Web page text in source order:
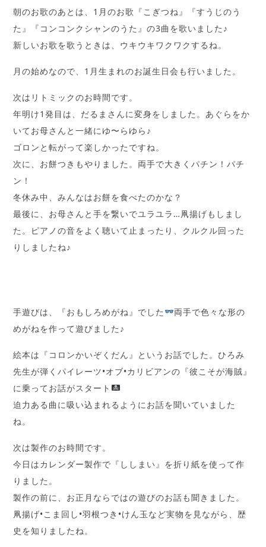
朝のお歌のあとは、1月のお歌『こぎつね』『すうじのう
た』『コンコンクシャンのうた』の3曲を歌いました♪
新しいお歌を歌うときは、ウキウキワクワクするね。
月の始めなので、1月生まれのお誕生日会も行いました。
次はリトミックのお時間です。
年明け1発目は、だるまさんに変身をしました。あぐらをか
いてお母さんと一緒にゆ〜らゆら♪
ゴロンと転がって楽しかったですね。
次に、お餅つきもやりました。両手で大きくパチン！パチ
ン！
冬休み中、みんなはお餅を食べたのかな？
最後に、お母さんと手を繋いでユラユラ…凧揚げもしまし
た。ピアノの音をよく聴いて止まったり、クルクル回った
りしましたね♪
手遊びは、『おもしろめがね』でした
両手で色々な形の
めがねを作って遊びました♪
絵本は『コロンかいぞくだん』というお話でした。ひろみ
先生が弾くパイレーツ•オブ•カリビアンの『彼こそが海賊』
に乗ってお話がスタート
迫力ある曲に吸い込まれるようにお話を聞いていました
ね。
次は製作のお時間です。
今日はカレンダー製作で『ししまい』を折り紙を使って作
りました。
製作の前に、お正月ならではの遊びのお話も聞きました。
凧揚げ•こま回し•羽根つき•けん玉など実物を見ながら、歴
史を知りましたね。